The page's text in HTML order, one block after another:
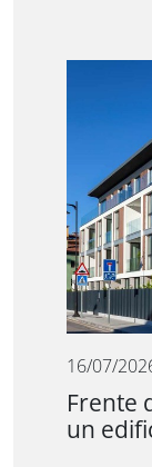
16/07/
Frente
un